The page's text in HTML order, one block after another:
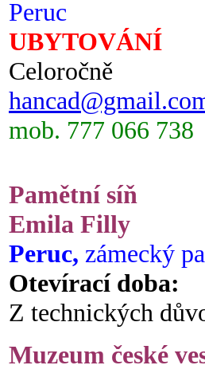
Peruc
UBYTOVÁNÍ
Celoročně
mob. 777 066 738
Pamětní síň
Emila Filly
Peruc, zámecký
Otevírací doba:
Z technických
Muzeum české